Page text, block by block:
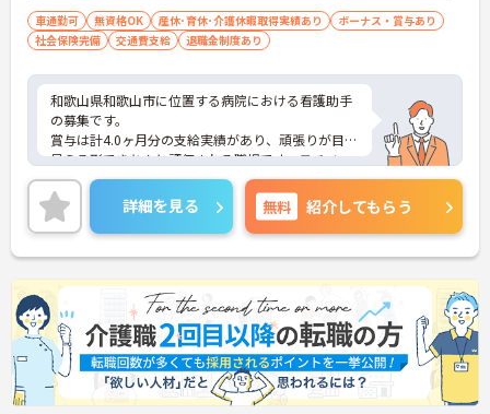
車通勤可 無資格OK 産休･育休･介護休暇取得実績あり
ボーナス・賞与あり
社会保険完備
交通費支給 退職金制度あり
和歌山県和歌山市に位置する病院における看護助手
の募集です。
賞与は計4.0ヶ月分の支給実績があり、頑張りが目に
見える形できちんと評価される職場です。モチベー
ションアップにつながります。
ご興味のある方には、面接対策ポイントなど、さら
に詳細をご案内しますのでお気軽にご相談くださ
い！
詳細を見る 無料 紹介してもらう